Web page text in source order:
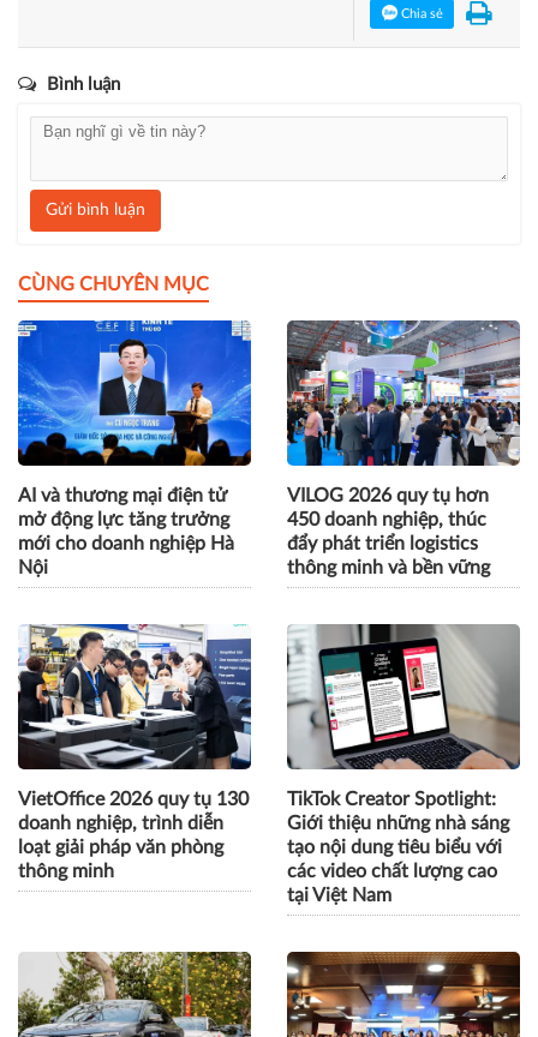
Chia sẻ
Bình luận
Gửi bình luận
CÙNG CHUYÊN MỤC
AI và thương mại điện tử
mở động lực tăng trưởng
mới cho doanh nghiệp Hà
Nội
VILOG 2026 quy tụ hơn
450 doanh nghiệp, thúc
đẩy phát triển logistics
thông minh và bền vững
VietOffice 2026 quy tụ 130
doanh nghiệp, trình diễn
loạt giải pháp văn phòng
thông minh
TikTok Creator Spotlight:
Giới thiệu những nhà sáng
tạo nội dung tiêu biểu với
các video chất lượng cao
tại Việt Nam